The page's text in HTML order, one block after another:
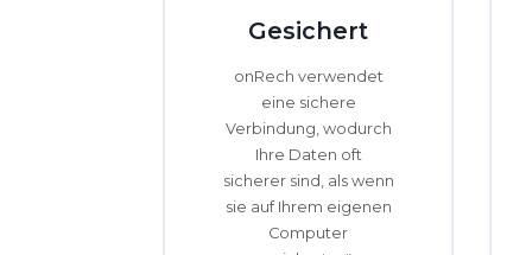
Gesichert
onRech verwendet
eine sichere
Verbindung, wodurch
Ihre Daten oft
sicherer sind, als wenn
sie auf Ihrem eigenen
Computer